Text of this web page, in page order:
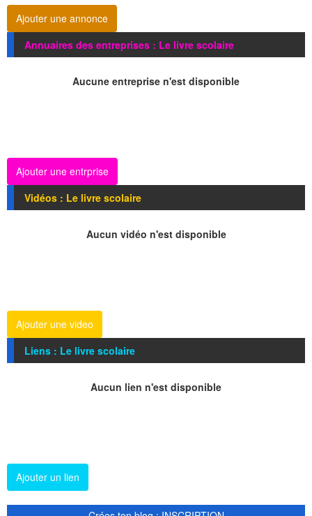
Ajouter une annonce
Annuaires des entreprises : Le livre scolaire
Aucune entreprise n'est disponible
Ajouter une entrprise
Vidéos : Le livre scolaire
Aucun vidéo n'est disponible
Ajouter une video
Liens : Le livre scolaire
Aucun lien n'est disponible
Ajouter un lien